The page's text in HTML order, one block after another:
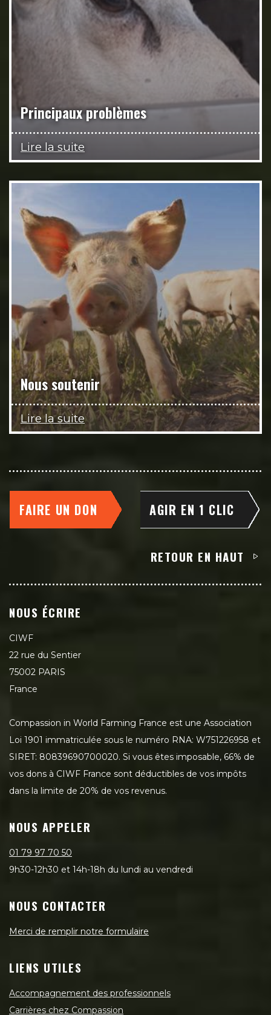
Principaux problèmes
Lire la suite
Nous soutenir
Lire la suite
FAIRE UN DON AGIR EN 1 CLIC
RETOUR EN HAUT
NOUS ÉCRIRE
CIWF
22 rue du Sentier
75002 PARIS
France
Compassion in World Farming France est une Association
Loi 1901 immatriculée sous le numéro RNA: W751226958 et
SIRET: 80839690700020. Si vous êtes imposable, 66% de
vos dons à CIWF France sont déductibles de vos impôts
dans la limite de 20% de vos revenus.
NOUS APPELER
01 79 97 70 50
9h30-12h30 et 14h-18h du lundi au vendredi
NOUS CONTACTER
Merci de remplir notre formulaire
LIENS UTILES
Accompagnement des professionnels
Carrières chez Compassion